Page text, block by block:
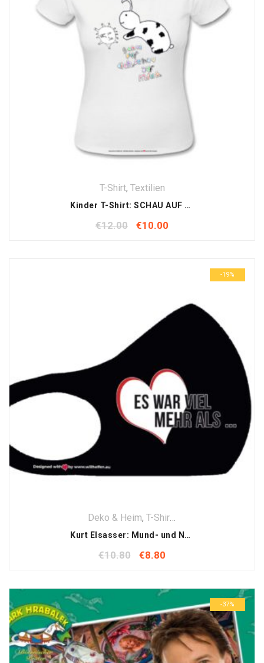
T-Shirt, Textilien
Kinder T-Shirt: SCHAU AUF DICH , SCHAU AUF MICH
€12.00 €10.00
-19%
Deko & Heim, T-Shirt ,
Kurt Elsasser: Mund- und Nasenmaske für Erwachsene
€10.80 €8.80
-37%